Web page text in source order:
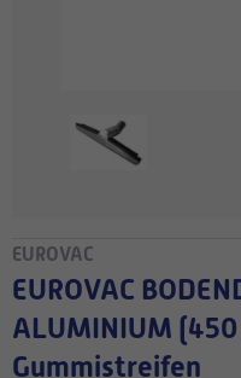
EUROVAC
EUROVAC BODENDÜSE 50 MM
ALUMINIUM
Gummistreifen